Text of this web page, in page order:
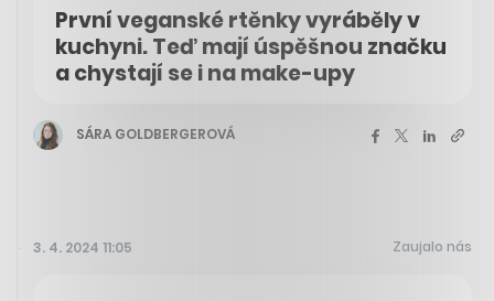
První veganské rtěnky vyráběly v
kuchyni. Teď mají úspěšnou značku
a chystají se i na make-upy
SÁRA GOLDBERGEROVÁ
3. 4. 2024 11:05 Zaujalo nás